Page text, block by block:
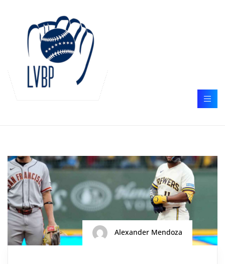
Alexander Mendoza